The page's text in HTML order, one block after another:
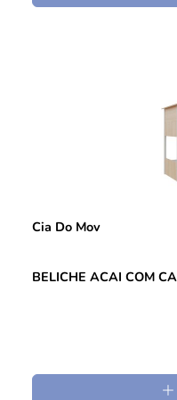
Cia Do Mov
BELICHE ACAI COM